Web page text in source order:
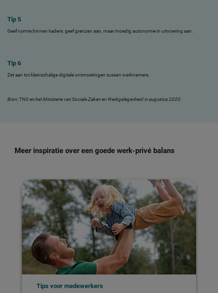
Tip 5
Geef ruimte binnen kaders: geef grenzen aan, maar moedig autonomie in uitvoering aan.
Tip 6
Zet aan tot kleinschalige digitale ontmoetingen tussen werknemers.
Bron: TNO en het Ministerie van Sociale Zaken en Werkgelegenheid in augustus 2020.
Meer inspiratie over een goede werk-privé balans
Tips voor medewerkers